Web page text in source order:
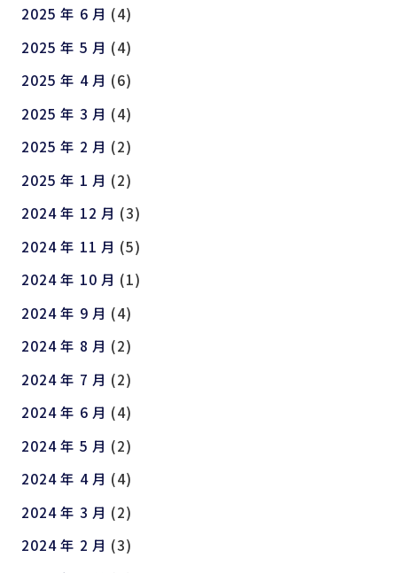
2025 年 6 月 (4)
2025 年 5 月 (4)
2025 年 4 月 (6)
2025 年 3 月 (4)
2025 年 2 月 (2)
2025 年 1 月 (2)
2024 年 12 月 (3)
2024 年 11 月 (5)
2024 年 10 月 (1)
2024 年 9 月 (4)
2024 年 8 月 (2)
2024 年 7 月 (2)
2024 年 6 月 (4)
2024 年 5 月 (2)
2024 年 4 月 (4)
2024 年 3 月 (2)
2024 年 2 月 (3)